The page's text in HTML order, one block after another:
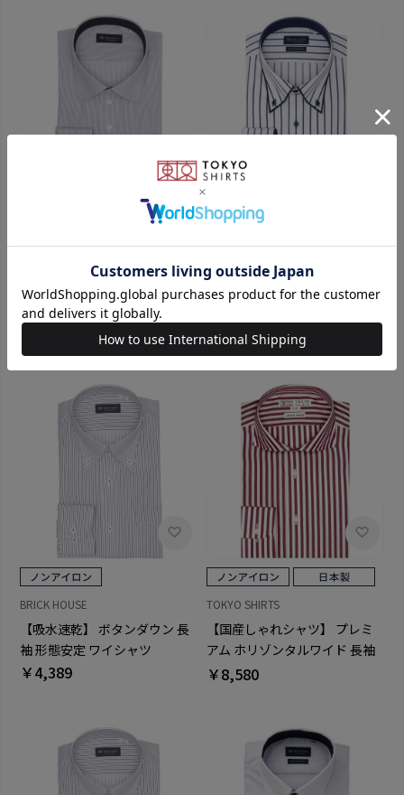
ツ 大きいサイズ
￥4,950￥3,511
【超形態安定】 ボタンダウン
長袖 形態安定 ワイシャツ 大き
いサイズ
￥5,940￥2,631
BRICK HOUSE
【吸水速乾】 ボタンダウン 長
袖 形態安定 ワイシャツ
￥4,389
TOKYO SHIRTS
【国産しゃれシャツ】 プレミ
アム ホリゾンタルワイド 長袖
形態安定 ワイシャツ 綿100%
￥8,580